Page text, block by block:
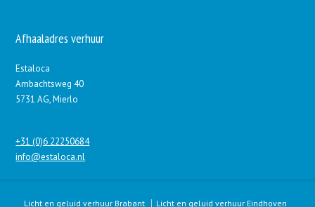
Afhaaladres verhuur
Estaloca
Ambachtsweg 40
5731 AG, Mierlo
+31 (0)6 22250684
info@estaloca.nl
Licht en geluid verhuur Brabant Licht en geluid verhuur Eindhoven